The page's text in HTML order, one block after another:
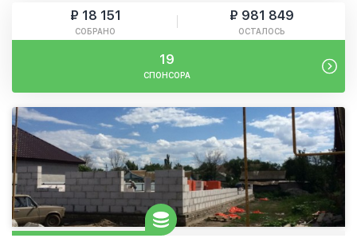
₽ 18 151
СОБРАНО
₽ 981 849
ОСТАЛОСЬ
19
СПОНСОРА